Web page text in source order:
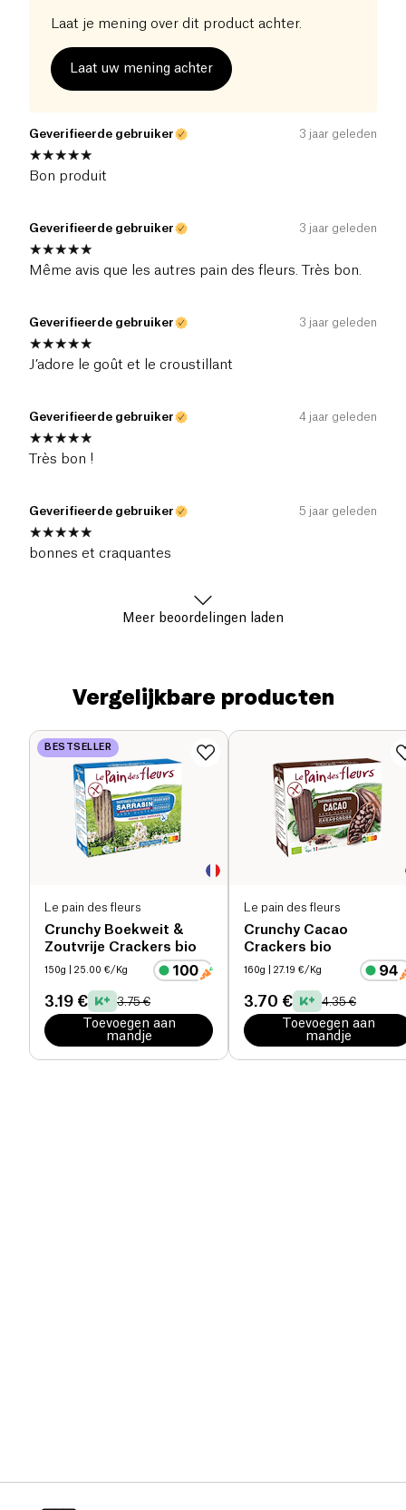
Laat je mening over dit product achter.
Laat uw mening achter
Geverifieerde gebruiker 3 jaar geleden
Bon produit
Geverifieerde gebruiker 3 jaar geleden
Même avis que les autres pain des fleurs. Très bon.
Geverifieerde gebruiker 3 jaar geleden
J’adore le goût et le croustillant
Geverifieerde gebruiker 4 jaar geleden
Très bon !
Geverifieerde gebruiker 5 jaar geleden
bonnes et craquantes
Meer beoordelingen laden
Vergelijkbare producten
BESTSELLER
Le pain des fleurs
Crunchy Boekweit &
Zoutvrije Crackers bio
150g | 25.00 €/Kg
3.19 € 3.75 €
Toevoegen aan
mandje
Le pain des fleurs
Crunchy Cacao
Crackers bio
160g | 27.19 €/Kg
3.70 € 4.35 €
Toevoegen aan
mandje